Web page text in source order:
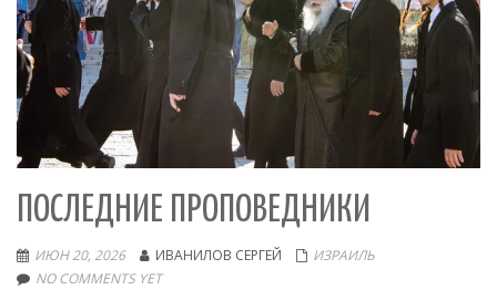
ПОСЛЕДНИЕ ПРОПОВЕДНИКИ
ИЮН 20, 2026 ИВАНИЛОВ СЕРГЕЙ
ИЗРАИЛЬ
NO COMMENTS YET